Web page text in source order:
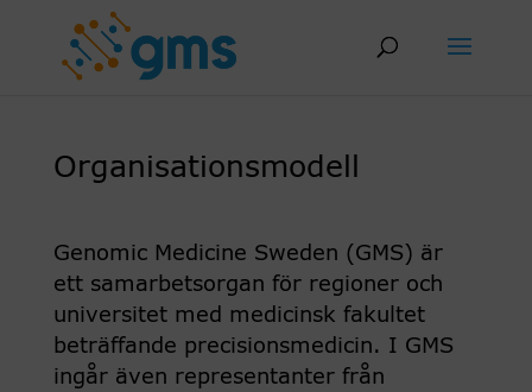
Organisationsmodell
Genomic Medicine Sweden (GMS) är
ett samarbetsorgan för regioner och
universitet med medicinsk fakultet
beträffande precisionsmedicin. I GMS
ingår även representanter från